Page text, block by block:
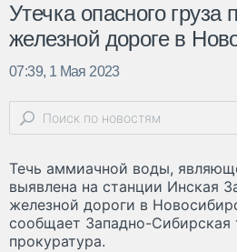
Утечка опасного груза
железной дороге в
07:39, 1 Мая 2023
Течь аммиачной воды,
выявлена на станции Инская
железной дороги в
сообщает Западно-Сибирская
прокуратура.